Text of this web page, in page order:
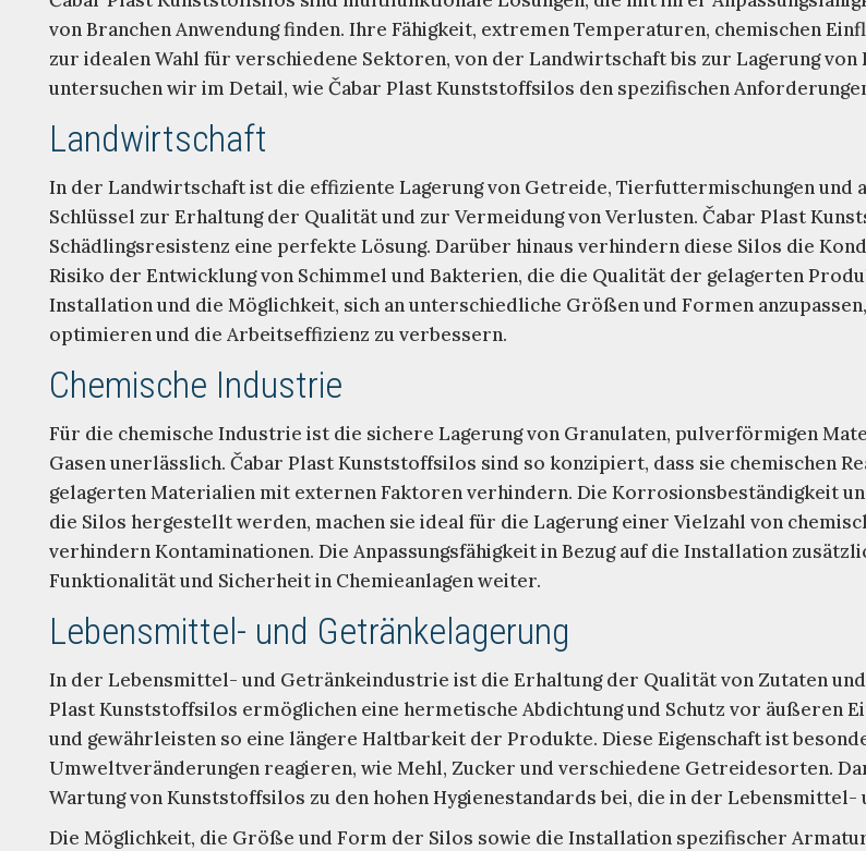
von Branchen Anwendung finden. Ihre Fähigkeit, extremen Temperaturen, chemischen
zur idealen Wahl für verschiedene Sektoren, von der Landwirtschaft bis zur Lagerung
untersuchen wir im Detail, wie Čabar Plast Kunststoffsilos den spezifischen
Landwirtschaft
In der Landwirtschaft ist die effiziente Lagerung von Getreide, Tierfuttermischungen
Schlüssel zur Erhaltung der Qualität und zur Vermeidung von Verlusten. Čabar Plast
Schädlingsresistenz eine perfekte Lösung. Darüber hinaus verhindern diese Silos die
Risiko der Entwicklung von Schimmel und Bakterien, die die Qualität der gelagerten
Installation und die Möglichkeit, sich an unterschiedliche Größen und Formen
optimieren und die Arbeitseffizienz zu verbessern.
Chemische Industrie
Für die chemische Industrie ist die sichere Lagerung von Granulaten, pulverförmigen
Gasen unerlässlich. Čabar Plast Kunststoffsilos sind so konzipiert, dass sie chemischen
gelagerten Materialien mit externen Faktoren verhindern. Die Korrosionsbeständigkeit
die Silos hergestellt werden, machen sie ideal für die Lagerung einer Vielzahl von
verhindern Kontaminationen. Die Anpassungsfähigkeit in Bezug auf die Installation
Funktionalität und Sicherheit in Chemieanlagen weiter.
Lebensmittel- und Getränkelagerung
In der Lebensmittel- und Getränkeindustrie ist die Erhaltung der Qualität von Zutaten
Plast Kunststoffsilos ermöglichen eine hermetische Abdichtung und Schutz vor äußeren
und gewährleisten so eine längere Haltbarkeit der Produkte. Diese Eigenschaft ist
Umweltveränderungen reagieren, wie Mehl, Zucker und verschiedene Getreidesorten.
Wartung von Kunststoffsilos zu den hohen Hygienestandards bei, die in der
Die Möglichkeit, die Größe und Form der Silos sowie die Installation spezifischer